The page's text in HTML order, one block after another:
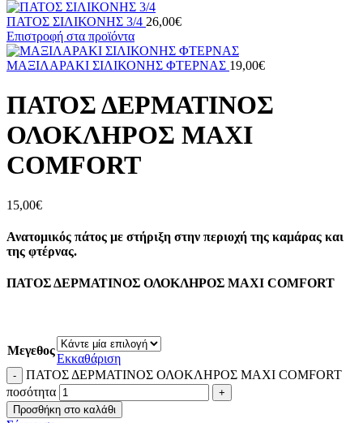
ΠΑΤΟΣ ΣΙΛΙΚΟΝΗΣ 3/4 26,00€
Επιστροφή στα προϊόντα
ΜΑΞΙΛΑΡΑΚΙ ΣΙΛΙΚΟΝΗΣ ΦΤEΡΝΑΣ 19,00€
ΠΑΤΟΣ ΔΕΡΜΑΤΙΝΟΣ
ΟΛΟΚΛΗΡΟΣ ΜΑΧΙ
COMFORT
15,00€
Ανατομικός πάτος με στήριξη στην περιοχή της καμάρας και
της φτέρνας.
ΠΑΤΟΣ ΔΕΡΜΑΤΙΝΟΣ ΟΛΟΚΛΗΡΟΣ ΜΑΧΙ COMFORT
Μεγεθος
Εκκαθάριση
ΠΑΤΟΣ ΔΕΡΜΑΤΙΝΟΣ ΟΛΟΚΛΗΡΟΣ ΜΑΧΙ COMFORT
ποσότητα
Προσθήκη στο καλάθι